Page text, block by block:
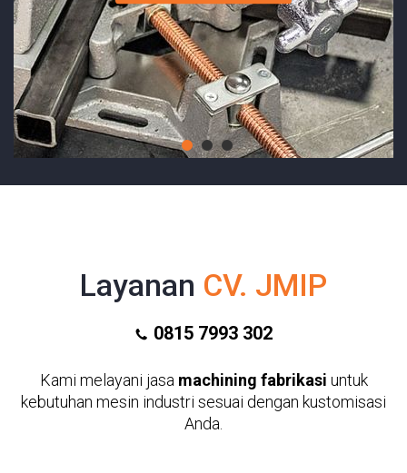
1 2 3
Layanan CV. JMIP
0815 7993 302
Kami melayani jasa machining fabrikasi untuk
kebutuhan mesin industri sesuai dengan kustomisasi
Anda.